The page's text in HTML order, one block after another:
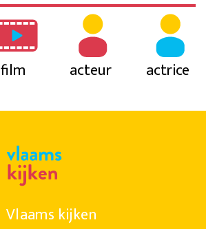
film acteur actrice
Vlaams kijken